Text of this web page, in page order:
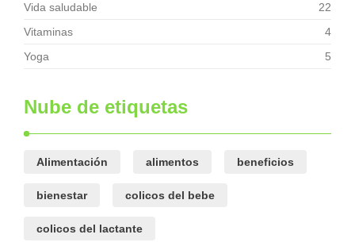
Vida saludable
22
Vitaminas
4
Yoga
5
Nube de etiquetas
Alimentación alimentos beneficios
bienestar colicos del bebe
colicos del lactante